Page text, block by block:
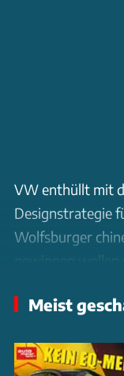
VW enthüllt mit
Designstrategie
Wolfsburger
gewinnen
Meist